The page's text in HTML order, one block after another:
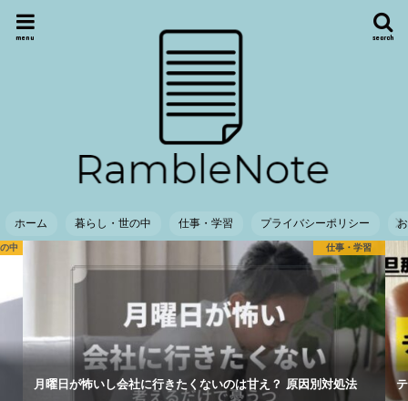
search
menu
ホーム 暮らし・世の中 仕事・学習 プライバシーポリシー
中 仕事・学習
月曜日が怖いし会社に行きたくないのは甘え？ 原因別対処法